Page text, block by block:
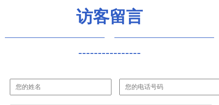
访客留言
----------------